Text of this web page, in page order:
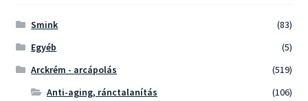
Smink
(83)
Egyéb
(5)
Arckrém - arcápolás
(519)
Anti-aging, ránctalanítás
(106)